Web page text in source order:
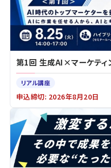
第1回 生成AI×マーケティ
リアル講座
申込締切: 2026年8月20日